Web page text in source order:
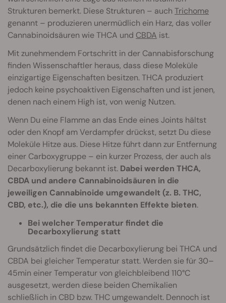
Strukturen bemerkt. Diese Strukturen – auch Trichome
genannt – produzieren unermüdlich ein Harz, das voller
Cannabinoidsäuren wie THCA und CBDA ist.
Mit zunehmendem Fortschritt in der Cannabisforschung
finden Wissenschaftler heraus, dass diese Moleküle
einzigartige Eigenschaften besitzen. THCA produziert
jedoch keine psychoaktiven Eigenschaften und ist jenen,
denen nach einem High ist, von wenig Nutzen.
Wenn Du eine Flamme an das Ende eines Joints hältst
oder den Knopf am Verdampfer drückst, setzt Du diese
Moleküle Hitze aus. Diese Hitze führt dann zur Entfernung
einer Carboxygruppe – ein kurzer Prozess, der auch als
Decarboxylierung bekannt ist. Dabei werden THCA,
CBDA und andere Cannabinoidsäuren in die
jeweiligen Cannabinoide umgewandelt (z. B. THC,
CBD, etc.), die die uns bekannten Effekte bieten.
Bei welcher Temperatur findet die
Decarboxylierung statt
Grundsätzlich findet die Decarboxylierung bei THCA und
CBDA bei gleicher Temperatur statt. Werden sie für 30–
45min einer Temperatur von gleichbleibend 110°C
ausgesetzt, werden diese beiden Chemikalien
schließlich in CBD bzw. THC umgewandelt. Dennoch ist